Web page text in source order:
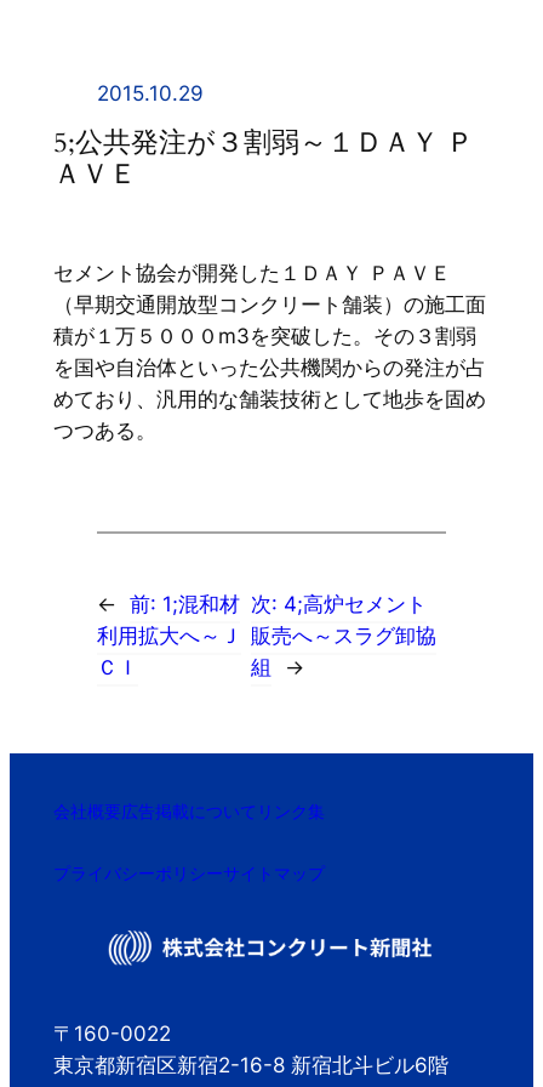
2015.10.29
5;公共発注が３割弱～１ＤＡＹ Ｐ
ＡＶＥ
セメント協会が開発した１ＤＡＹ ＰＡＶＥ
（早期交通開放型コンクリート舗装）の施工面
積が１万５０００m3を突破した。その３割弱
を国や自治体といった公共機関からの発注が占
めており、汎用的な舗装技術として地歩を固め
つつある。
← 前: 1;混和材
利用拡大へ～Ｊ
ＣＩ
次: 4;高炉セメント
販売へ～スラグ卸協
組
→
会社概要広告掲載について リンク集
プライバシーポリシーサイトマップ
〒160-0022
東京都新宿区新宿2-16-8 新宿北斗ビル6階